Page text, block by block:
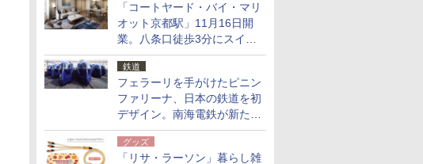
「コートヤード・バイ・マリ
オット京都駅」11月16日開
業。八条口徒歩3分にスイー
ト含む全270室、ダイニング
も併設
鉄道
フェラーリを手がけたピニン
ファリーナ、日本の鉄道を初
デザイン。南海電鉄が新たな
「空港特急」をなにわ筋線へ
導入
グッズ
「リサ・ラーソン」暮らし雑